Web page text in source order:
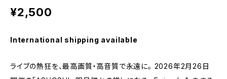
¥2,500
International shipping available
ライブの熱狂を、最高画質・高音質で永遠に。 2026年2月26日